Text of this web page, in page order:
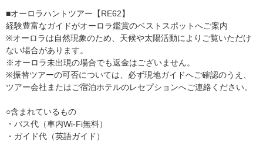
■オーロラハントツアー【RE62】
経験豊富なガイドがオーロラ鑑賞のベストスポットへご案内
※オーロラは自然現象のため、天候や太陽活動によりご覧いただけ
ない場合があります。
※オーロラ未出現の場合でも返金はございません。
※振替ツアーの可否については、必ず現地ガイドへご確認のうえ、
ツアー会社またはご宿泊ホテルのレセプションへご連絡ください。
○含まれているもの
・バス代（車内Wi-Fi無料）
・ガイド代（英語ガイド）